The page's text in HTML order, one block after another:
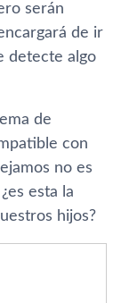
serán
de ir
detecte algo
de
con
no es
esta la
hijos?